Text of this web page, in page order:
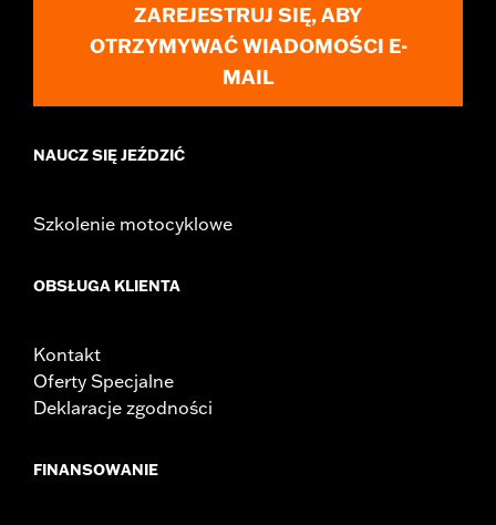
ZAREJESTRUJ SIĘ, ABY
OTRZYMYWAĆ WIADOMOŚCI E-
MAIL
NAUCZ SIĘ JEŹDZIĆ
Szkolenie motocyklowe
OBSŁUGA KLIENTA
Kontakt
Oferty Specjalne
Deklaracje zgodności
FINANSOWANIE